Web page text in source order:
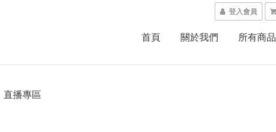
登入會員
首頁 關於我們 所有商品
直播專區